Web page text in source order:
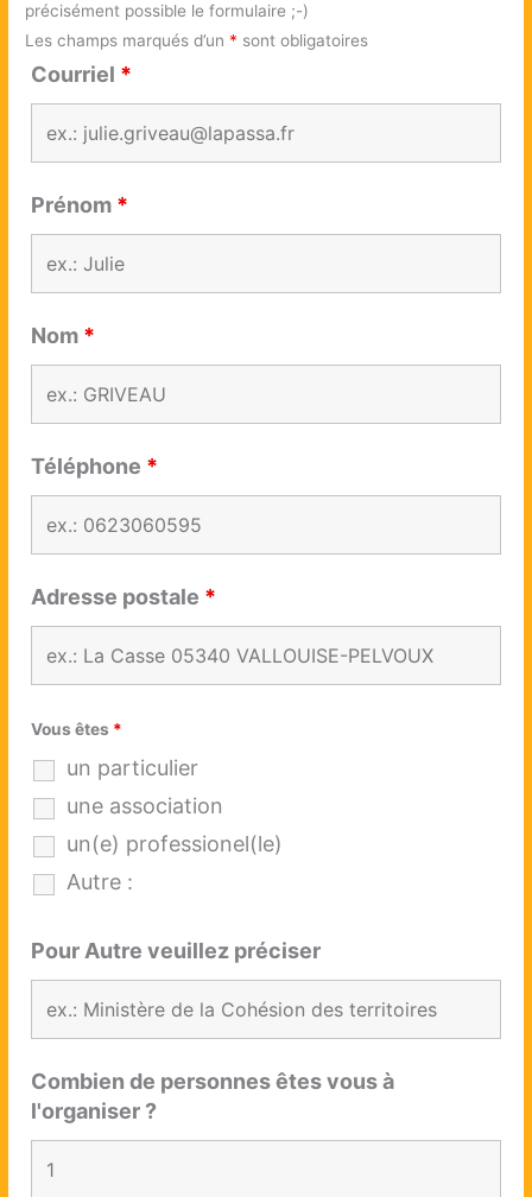
précisément possible le formulaire ;-)
Les champs marqués d’un * sont obligatoires
Courriel *
Prénom *
Nom *
Téléphone *
Adresse postale *
Vous êtes *
un particulier
une association
un(e) professionel(le)
Autre :
Pour Autre veuillez préciser
Combien de personnes êtes vous à
l'organiser ?